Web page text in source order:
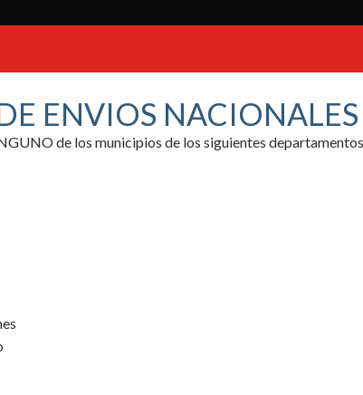
ENVIOS
de los municipios de los siguientes